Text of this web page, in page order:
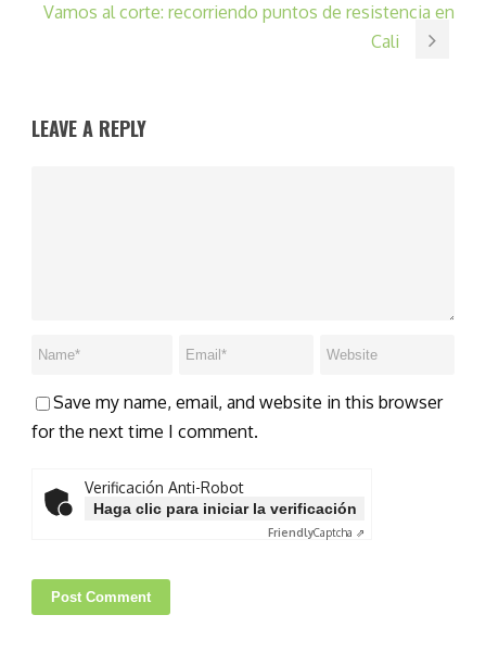
Vamos al corte: recorriendo puntos de resistencia en
Cali
LEAVE A REPLY
Save my name, email, and website in this browser
for the next time I comment.
Verificación Anti-Robot
Haga clic para iniciar la verificación
FriendlyCaptcha ⇗